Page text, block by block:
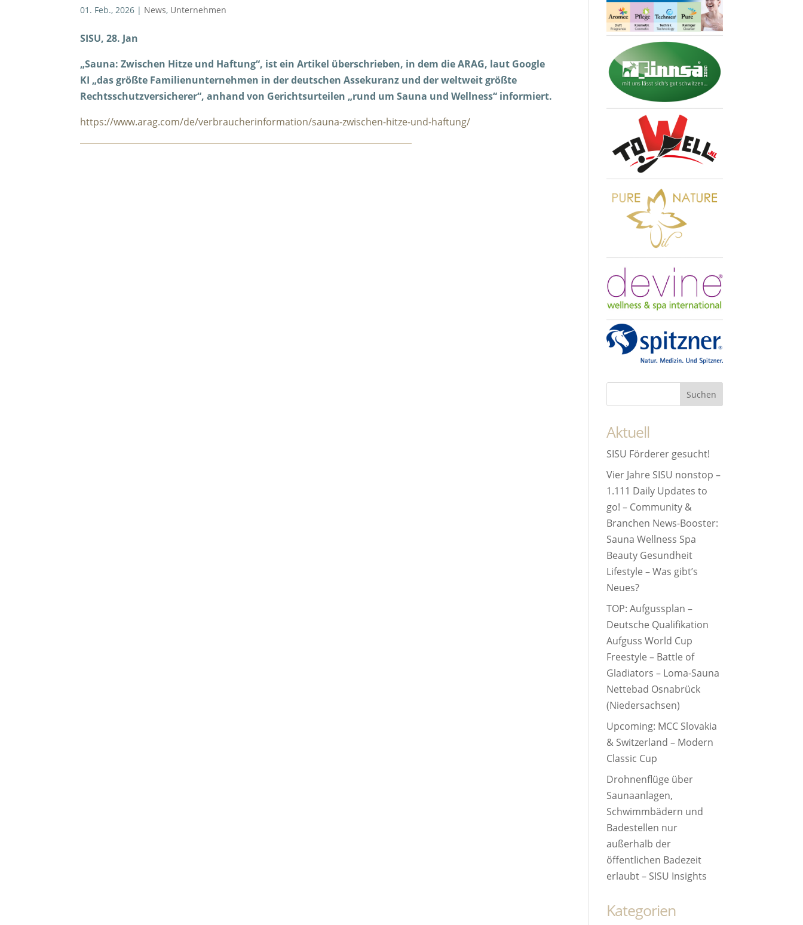
01. Feb., 2026 | News, Unternehmen
SISU, 28. Jan
„Sauna: Zwischen Hitze und Haftung“, ist ein Artikel überschrieben, in dem die ARAG, laut Google
KI „das größte Familienunternehmen in der deutschen Assekuranz und der weltweit größte
Rechtsschutzversicherer“, anhand von Gerichtsurteilen „rund um Sauna und Wellness“ informiert.
https://www.arag.com/de/verbraucherinformation/sauna-zwischen-hitze-und-haftung/
Aktuell
SISU Förderer gesucht!
Vier Jahre SISU nonstop –
1.111 Daily Updates to
go! – Community &
Branchen News-Booster:
Sauna Wellness Spa
Beauty Gesundheit
Lifestyle – Was gibt’s
Neues?
TOP: Aufgussplan –
Deutsche Qualifikation
Aufguss World Cup
Freestyle – Battle of
Gladiators – Loma-Sauna
Nettebad Osnabrück
(Niedersachsen)
Upcoming: MCC Slovakia
& Switzerland – Modern
Classic Cup
Drohnenflüge über
Saunaanlagen,
Schwimmbädern und
Badestellen nur
außerhalb der
öffentlichen Badezeit
erlaubt – SISU Insights
Kategorien